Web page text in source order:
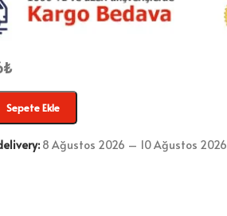
₺
Sepete Ekle
8 Ağustos 2026 – 10 Ağustos 2026